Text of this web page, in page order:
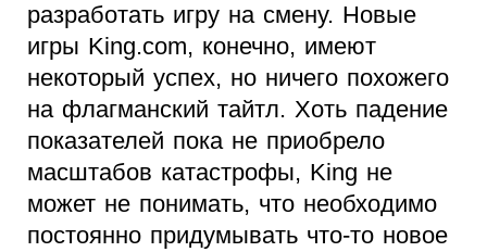
разработать игру на смену. Новые
игры King.com, конечно, имеют
некоторый успех, но ничего похожего
на флагманский тайтл. Хоть падение
показателей пока не приобрело
масштабов катастрофы, King не
может не понимать, что необходимо
постоянно придумывать что-то новое